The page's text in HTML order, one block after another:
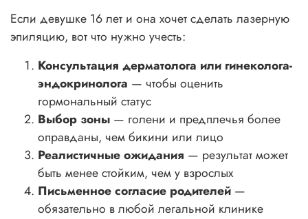
Если девушке 16 лет и она хочет сделать лазерную
эпиляцию, вот что нужно учесть:
Консультация дерматолога или гинеколога-
эндокринолога — чтобы оценить
гормональный статус
Выбор зоны — голени и предплечья более
оправданы, чем бикини или лицо
Реалистичные ожидания — результат может
быть менее стойким, чем у взрослых
Письменное согласие родителей —
обязательно в любой легальной клинике